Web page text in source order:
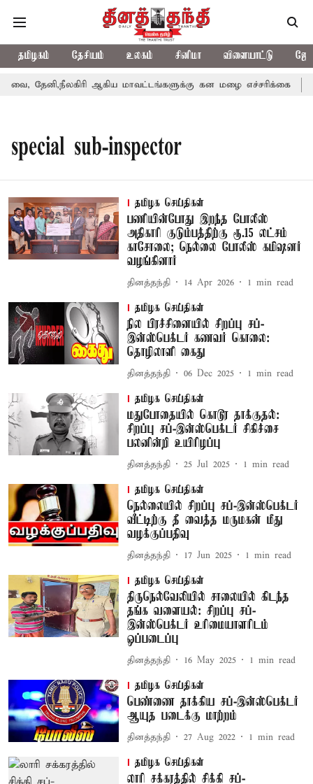
தமிழகம் தேசியம் உலகம் சினிமா விளையாட்டு
தேனி,நீலகிரி ஆகிய மாவட்டங்களுக்கு கன மழை எச்சரிக்கை
special sub-inspector
தமிழக செய்திகள்
பணியின்போது இறந்த போலீஸ்
அதிகாரி குடும்பத்திற்கு ரூ.15 லட்சம்
காசோலை; நெல்லை போலீஸ் கமிஷனர்
வழங்கினார்
தினத்தந்தி 14 Apr 2026 1 min read
தமிழக செய்திகள்
நில பிரச்சினையில் சிறப்பு சப்-
இன்ஸ்பெக்டர் கணவர் கொலை:
தொழிலாளி கைது
தினத்தந்தி 06 Dec 2025 1 min read
தமிழக செய்திகள்
மதுபோதையில் கொடூர தாக்குதல்:
சிறப்பு சப்-இன்ஸ்பெக்டர் சிகிச்சை
பலனின்றி உயிரிழப்பு
தினத்தந்தி 25 Jul 2025 1 min read
தமிழக செய்திகள்
நெல்லையில் சிறப்பு சப்-இன்ஸ்பெக்டர்
வீட்டிற்கு தீ வைத்த மருமகன் மீது
வழக்குப்பதிவு
தினத்தந்தி 17 Jun 2025 1 min read
தமிழக செய்திகள்
திருநெல்வேலியில் சாலையில் கிடந்த
தங்க வளையல்: சிறப்பு சப்-
இன்ஸ்பெக்டர் உரிமையாளரிடம்
ஒப்படைப்பு
தினத்தந்தி 16 May 2025 1 min read
தமிழக செய்திகள்
பெண்ணை தாக்கிய சப்-இன்ஸ்பெக்டர்
ஆயுத படைக்கு மாற்றம்
தினத்தந்தி 27 Aug 2022 1 min read
தமிழக செய்திகள்
லாரி சக்கரத்தில் சிக்கி சப்-